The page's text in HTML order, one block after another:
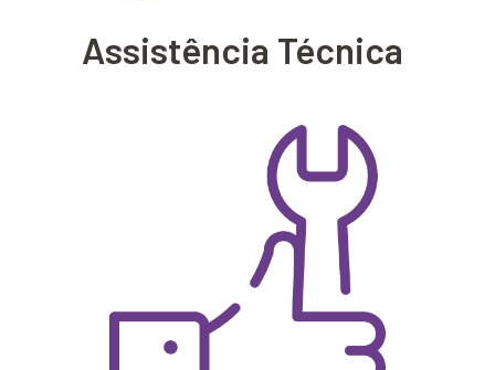
Assistência Técnica